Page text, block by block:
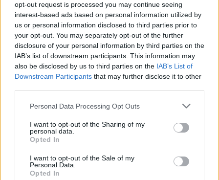
opt-out request is processed you may continue seeing
interest-based ads based on personal information utilized by
us or personal information disclosed to third parties prior to
your opt-out. You may separately opt-out of the further
disclosure of your personal information by third parties on the
IAB’s list of downstream participants. This information may
also be disclosed by us to third parties on the IAB’s List of
Downstream Participants that may further disclose it to other
Please note that this website/app uses one or more Google
not limited to your visit or usage behaviour. You may click to
grant or deny consent to Google and its third-party tags to
use your data for below specified purposes in below Google
consent section.
Personal Data Processing Opt Outs
I want to opt-out of the Sharing of my
personal data.
Opted In
I want to opt-out of the Sale of my
Personal Data.
Opted In
differenza: il sostegno operativo aiuta a compilare
correttamente il
modulo personalizzato
e a
rispettare le scadenze, prevenendo la sospensione
dell’erogazione della pensione. Agire per tempo è il
modo migliore per mantenere la continuità dei
pagamenti.
AiAdhubMedia